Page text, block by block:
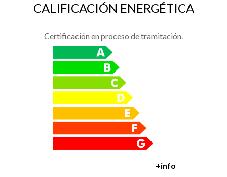
CALIFICACIÓN ENERGÉTICA
Certificación en proceso de tramitación.
+info